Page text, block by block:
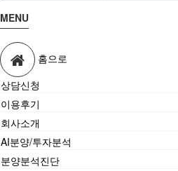
MENU
홈으로
상담신청
이용후기
회사소개
AI분양/투자분석
분양분석진단